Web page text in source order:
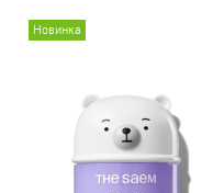
Новинка